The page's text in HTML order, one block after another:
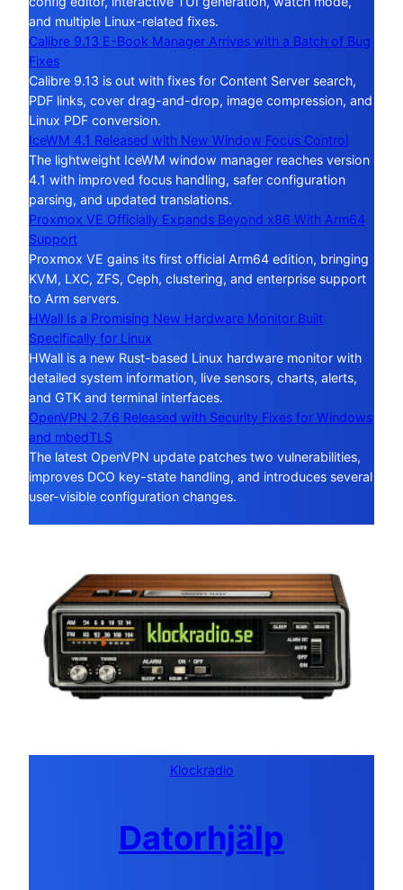
and multiple Linux-related fixes.
Calibre 9.13 E-Book Manager Arrives with a Batch of Bug
Fixes
Calibre 9.13 is out with fixes for Content Server search,
PDF links, cover drag-and-drop, image compression, and
Linux PDF conversion.
IceWM 4.1 Released with New Window Focus Control
The lightweight IceWM window manager reaches version
4.1 with improved focus handling, safer configuration
parsing, and updated translations.
Proxmox VE Officially Expands Beyond x86 With Arm64
Support
Proxmox VE gains its first official Arm64 edition, bringing
KVM, LXC, ZFS, Ceph, clustering, and enterprise support
to Arm servers.
HWall Is a Promising New Hardware Monitor Built
Specifically for Linux
HWall is a new Rust-based Linux hardware monitor with
detailed system information, live sensors, charts, alerts,
and GTK and terminal interfaces.
OpenVPN 2.7.6 Released with Security Fixes for Windows
and mbedTLS
The latest OpenVPN update patches two vulnerabilities,
improves DCO key-state handling, and introduces several
user-visible configuration changes.
Klockradio
Datorhjälp